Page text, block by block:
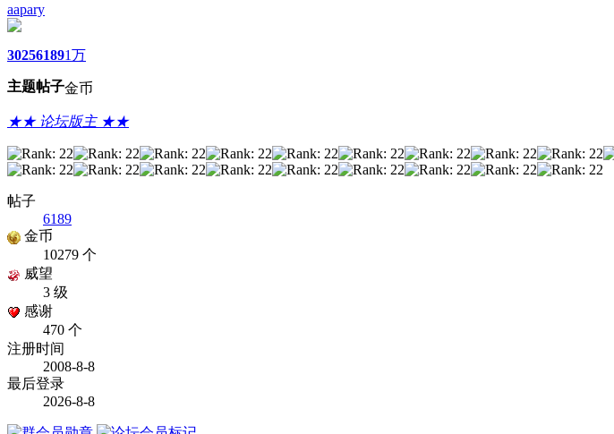
aapary
3025
主题
6189
帖子
1万
金币
★★ 论坛版主 ★★
帖子
6189
金币
10279 个
威望
3 级
感谢
470 个
注册时间
2008-8-8
最后登录
2026-8-8